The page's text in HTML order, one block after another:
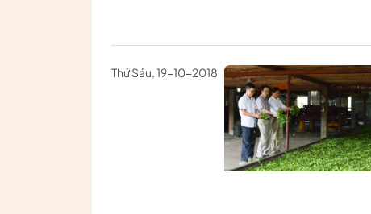
Thứ Sáu, 19-10-2018